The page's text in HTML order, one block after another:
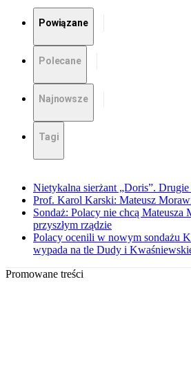
Powiązane
Polecane
Najnowsze
Tagi
Nietykalna sierżant „Doris”.
Prof. Karol Karski: Mateusz
Sondaż: Polacy nie chcą Mateusza
przyszłym rządzie
Polacy ocenili w nowym sondażu
wypada na tle Dudy i
Promowane treści